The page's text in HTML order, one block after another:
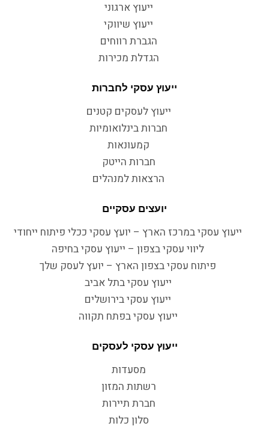
ייעוץ ארגוני
ייעוץ שיווקי
הגברת רווחים
הגדלת מכירות
ייעוץ עסקי לחברות
ייעוץ לעסקים קטנים
חברות בינלואומיות
קמעונאות
חברות הייטק
הרצאות למנהלים
יועצים עסקיים
ייעוץ עסקי במרכז הארץ – יועץ עסקי ככלי פיתוח ייחודי
ליווי עסקי בצפון – ייעוץ עסקי בחיפה
פיתוח עסקי בצפון הארץ – יועץ לעסק שלך
ייעוץ עסקי בתל אביב
ייעוץ עסקי בירושלים
ייעוץ עסקי בפתח תקווה
ייעוץ עסקי לעסקים
מסעדות
רשתות המזון
חברת תיירות
סלון כלות